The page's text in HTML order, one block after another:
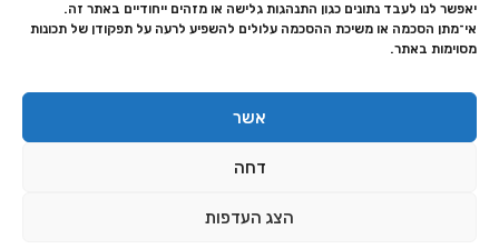
יאפשר לנו לעבד נתונים כגון התנהגות גלישה או מזהים ייחודיים באתר זה.
אי־מתן הסכמה או משיכת ההסכמה עלולים להשפיע לרעה על תפקודן של תכונות
מסוימות באתר.
אשר
דחה
הצג העדפות
הצהרת נגישות
מדיניות פרטיות
מדיניות החזרות והחזרים
אמנת שירות